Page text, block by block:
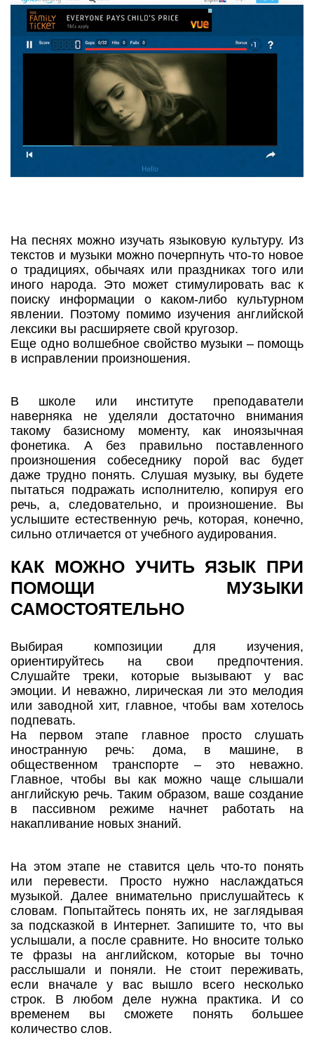
На песнях можно изучать языковую культуру. Из
текстов и музыки можно почерпнуть что-то новое
о традициях, обычаях или праздниках того или
иного народа. Это может стимулировать вас к
поиску информации о каком-либо культурном
явлении. Поэтому помимо изучения английской
лексики вы расширяете свой кругозор.
Еще одно волшебное свойство музыки – помощь
в исправлении произношения.
В школе или институте преподаватели
наверняка не уделяли достаточно внимания
такому базисному моменту, как иноязычная
фонетика. А без правильно поставленного
произношения собеседнику порой вас будет
даже трудно понять. Слушая музыку, вы будете
пытаться подражать исполнителю, копируя его
речь, а, следовательно, и произношение. Вы
услышите естественную речь, которая, конечно,
сильно отличается от учебного аудирования.
КАК МОЖНО УЧИТЬ ЯЗЫК ПРИ
ПОМОЩИ МУЗЫКИ
САМОСТОЯТЕЛЬНО
Выбирая композиции для изучения,
ориентируйтесь на свои предпочтения.
Слушайте треки, которые вызывают у вас
эмоции. И неважно, лирическая ли это мелодия
или заводной хит, главное, чтобы вам хотелось
подпевать.
На первом этапе главное просто слушать
иностранную речь: дома, в машине, в
общественном транспорте – это неважно.
Главное, чтобы вы как можно чаще слышали
английскую речь. Таким образом, ваше создание
в пассивном режиме начнет работать на
накапливание новых знаний.
На этом этапе не ставится цель что-то понять
или перевести. Просто нужно наслаждаться
музыкой. Далее внимательно прислушайтесь к
словам. Попытайтесь понять их, не заглядывая
за подсказкой в Интернет. Запишите то, что вы
услышали, а после сравните. Но вносите только
те фразы на английском, которые вы точно
расслышали и поняли. Не стоит переживать,
если вначале у вас вышло всего несколько
строк. В любом деле нужна практика. И со
временем вы сможете понять большее
количество слов.